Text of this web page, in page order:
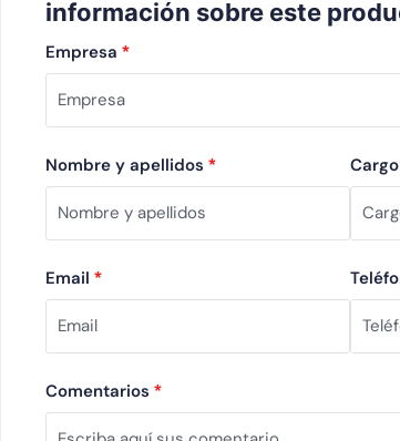
información sobre este
Empresa *
Nombre y apellidos *
Email *
Comentarios *